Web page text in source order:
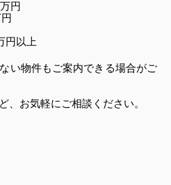
円
円以上
い物件もご案内できる場合がご
、お気軽にご相談ください。